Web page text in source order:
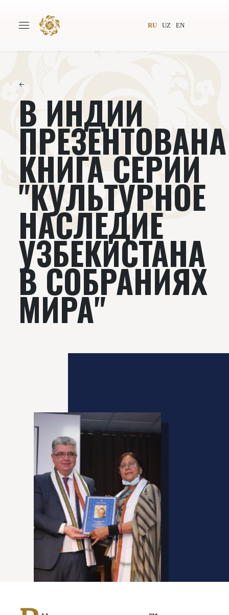
RU UZ EN
Авторы Всемирное общество
Издательство
Проекты Подкасты
Книги Видеолекторий
←
В ИНДИИ
ПРЕЗЕНТОВАНА
КНИГА СЕРИИ
"КУЛЬТУРНОЕ
НАСЛЕДИЕ
УЗБЕКИСТАНА
В СОБРАНИЯХ
МИРА"